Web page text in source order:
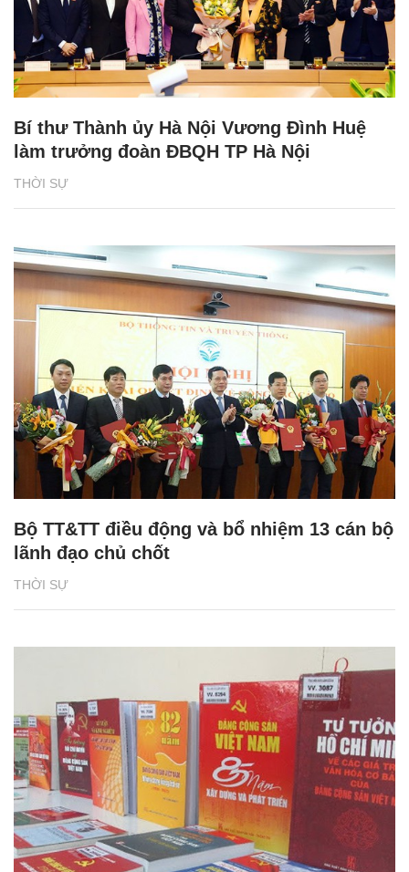
THỜI SỰ
Bí thư Thành ủy Hà Nội Vương Đình Huệ
làm trưởng đoàn ĐBQH TP Hà Nội
THỜI SỰ
Bộ TT&TT điều động và bổ nhiệm 13 cán bộ
lãnh đạo chủ chốt